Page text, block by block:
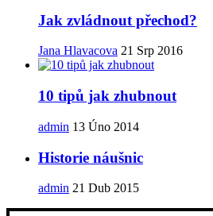
Jak zvládnout přechod?
Jana Hlavacova 21 Srp 2016
10 tipů jak zhubnout
admin 13 Úno 2014
Historie náušnic
admin 21 Dub 2015